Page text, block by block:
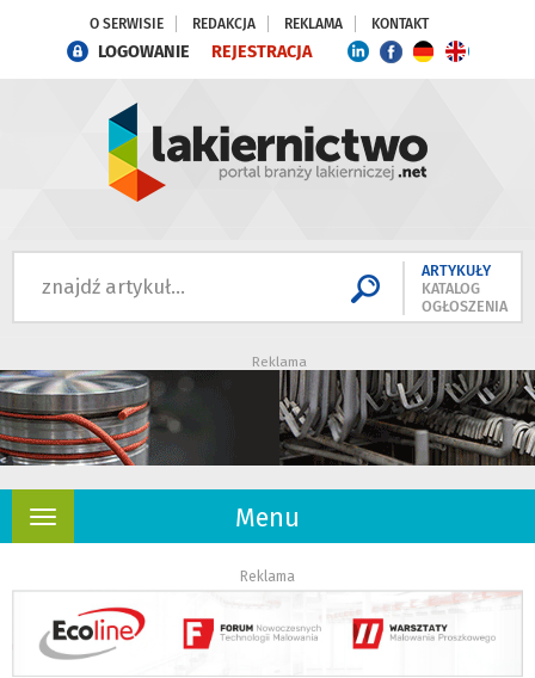
O SERWISIE REDAKCJA REKLAMA KONTAKT
LOGOWANIE REJESTRACJA
ARTYKUŁY
KATALOG
OGŁOSZENIA
Reklama
Menu
Rozwiń
Reklama